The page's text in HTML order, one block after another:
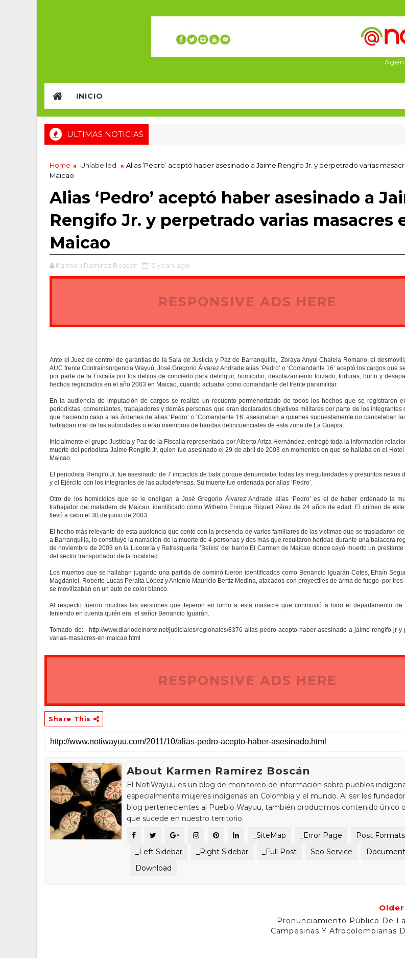
INICIO
ULTIMAS NOTICIAS
Home Unlabelled
Alias ‘Pedro’ aceptó haber asesinado a Jaime Rengifo Jr. y perpetrado varias
Maicao
Alias ‘Pedro’ aceptó haber asesinado a
Rengifo Jr. y perpetrado varias masacres
Maicao
Karmen Ramírez Boscán 15 years ago
RESPONSIVE ADS HERE
Ante el Juez de control de garantías de la Sala de Justicia y Paz de Barranquilla, Zoraya Anyul Chalela Romano, el
AUC frente Contrainsurgencia Wayuú, José Gregorio Álvarez Andrade alias ‘Pedro’ o ‘Comandante 16’ aceptó los cargos que
por parte de la Fiscalía por los delitos de concierto para delinquir, homicidio, desplazamiento forzado, torturas, hurto y
hechos registrados en el año 2003 en Maicao, cuando actuaba como comandante del frente paramilitar.
En la audiencia de imputación de cargos se realizó un recuento pormenorizado de todos los hechos que se registraron
periodistas, comerciantes, trabajadores y demás personas que eran declarados objetivos militares por parte de los integrantes
que haciendo caso a las órdenes de alias ‘Pedro’ o ‘Comandante 16’ asesinaban a quienes supuestamente no cancelaban
hablaban mal de las autoridades o eran miembros de bandas delincuenciales de esta zona de La Guajira.
Inicialmente el grupo Justicia y Paz de la Fiscalía representada por Alberto Ariza Hernández, entregó toda la información
muerte del periodista Jaime Rengifo Jr. quien fue asesinado el 29 de abril de 2003 en momentos en que se hallaba en el Hotel
Maicao.
El periodista Rengifo Jr. fue asesinado de 7 impactos de bala porque denunciaba todas las irregularidades y presuntos nexos
y el Ejército con los integrantes de las autodefensas. Su muerte fue ordenada por alias ‘Pedro’.
Otro de los homicidios que se le endilgan a José Gregorio Álvarez Andrade alias ‘Pedro’ es el de haber ordenado la
trabajador del matadero de Maicao, identificado como Wilfredo Enrique Riquett Pérez de 24 años de edad. El crimen de
llevó a cabo el 30 de junio de 2003.
El hecho más relevante de esta audiencia que contó con la presencia de varios familiares de las victimas que se trasladaron
a Barranquilla, lo constituyó la narración de la muerte de 4 personas y dos más que resultaron heridas durante una balacera
de noviembre de 2003 en la Licorería y Refresquería ‘Belkis’ del barrio El Carmen de Maicao donde cayó muerto un
del sector transportador de la localidad.
Los muertos que se hallaban jugando una partida de dominó fueron identificados como Benancio Iguarán Cotes, Efraín
Magdaniel, Roberto Lucas Peralta López y Antonio Mauricio Bertíz Medina, atacados con proyectiles de arma de fuego por tres
se movilizaban en un auto de color blanco.
Al respecto fueron muchas las versiones que tejieron en torno a esta masacre que conmovió a todo el departamento de
teniendo en cuenta quién era el señor Benancio Iguarán.
Tomado de: http://www.diariodelnorte.net/judiciales/regionales/8376-alias-pedro-acepto-haber-asesinado-a-jaime-rengifo-jr-
varias-masacres-en-maicao.html
RESPONSIVE ADS HERE
Share This
About Karmen Ramírez Boscán
El NotiWayuu es un blog de monitoreo de información sobre pueblos
especialmente mujeres indígenas en Colombia y el mundo. Al ser les
blog pertenecientes al Pueblo Wayuu, también producimos contenido único
que sucede en nuestro territorio.
_SiteMap
_Error Page
Post Formats
_Left Sidebar
_Right Sidebar _Full Post Seo Service
Download
Pronunciamiento Público De
Campesinas Y Afrocolombianas